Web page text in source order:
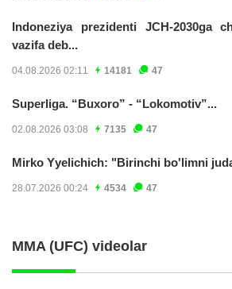
Indoneziya prezidenti JCH-2030ga
vazifa deb...
04.08.2026 02:11 14181 47
Superliga. “Buxoro” - “Lokomotiv”...
02.08.2026 03:08 7135 47
Mirko Yyelichich: "Birinchi bo'limni
28.07.2026 00:24 4534 47
MMA (UFC) videolar